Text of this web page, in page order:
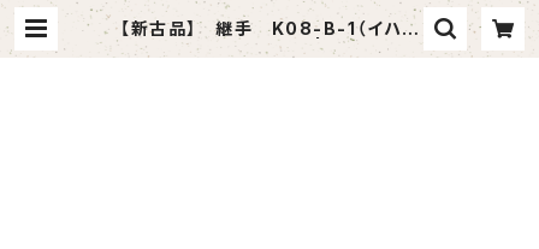
【新古品】 継手 K08-B-1（イハラ
サイエンス）12個セット | tomasho